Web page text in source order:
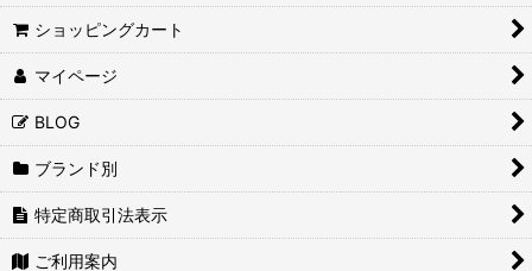
ショッピングカート
マイページ
BLOG
ブランド別
特定商取引法表示
ご利用案内